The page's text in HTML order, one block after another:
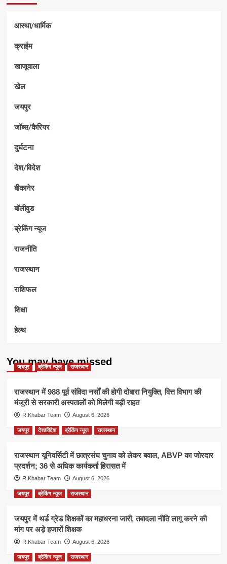
आस्था/धार्मिक
क्राईम
खाजूवाला
खेल
जयपुर
जॉब्स/कैरियर
दुर्घटना
देश/विदेश
बीकानेर
बॉलीवुड
ब्रेकिंग न्यूज
राजनीति
राजस्थान
राशिफल
शिक्षा
हेल्थ
You may have missed
जयपुर ब्रेकिंग न्यूज राजस्थान
राजस्थान में 988 पूर्व संविदा नर्सों की होगी दोबारा नियुक्ति, वित्त विभाग की
मंजूरी से सरकारी अस्पतालों को मिलेगी बड़ी राहत
R.Khabar Team August 6, 2026
जयपुर देश/विदेश ब्रेकिंग न्यूज राजस्थान
राजस्थान यूनिवर्सिटी में छात्रसंघ चुनाव को लेकर बवाल, ABVP का जोरदार
प्रदर्शन; 36 से अधिक कार्यकर्ता हिरासत में
R.Khabar Team August 6, 2026
जयपुर ब्रेकिंग न्यूज राजस्थान
जयपुर में थर्ड ग्रेड शिक्षकों का महाधरना जारी, तबादला नीति लागू करने की
मांग पर अड़े हजारों शिक्षक
R.Khabar Team August 6, 2026
जयपुर ब्रेकिंग न्यूज राजस्थान